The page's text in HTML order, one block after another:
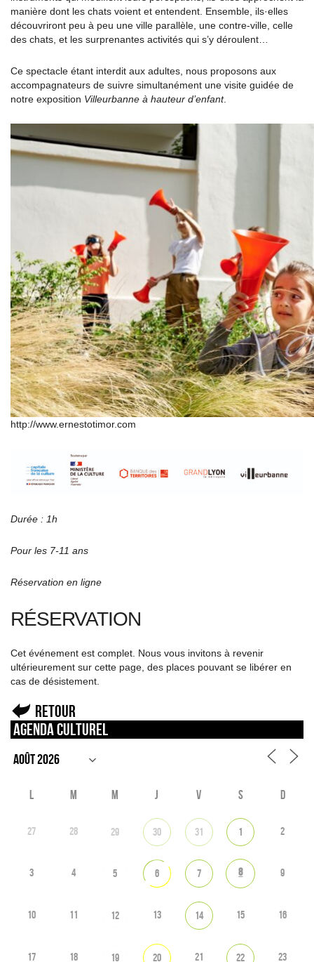
manière dont les chats voient et entendent. Ensemble, ils·elles
découvriront peu à peu une ville parallèle, une contre-ville, celle
des chats, et les surprenantes activités qui s’y déroulent…
Ce spectacle étant interdit aux adultes, nous proposons aux
accompagnateurs de suivre simultanément une visite guidée de
notre exposition Villeurbanne à hauteur d’enfant.
http://www.ernestotimor.com
Durée : 1h
Pour les 7-11 ans
Réservation en ligne
RÉSERVATION
Cet événement est complet. Nous vous invitons à revenir
ultérieurement sur cette page, des places pouvant se libérer en
cas de désistement.
Retour
Agenda culturel
L M M J V S D
27 28 29 30 31 1 2
3 4 5 6 7 8 9
10 11 12 13 14 15 16
17 18 19 20 21 22 23